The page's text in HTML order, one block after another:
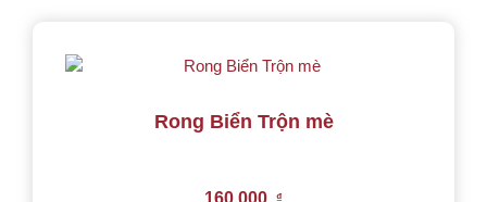
Rong Biển Trộn mè
160.000 ₫